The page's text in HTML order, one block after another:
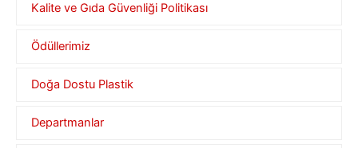
Kalite ve Gıda Güvenliği Politikası
Ödüllerimiz
Doğa Dostu Plastik
Departmanlar